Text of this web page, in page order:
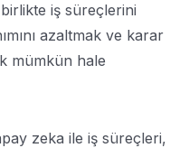
iş süreçlerini
azaltmak ve karar
mümkün hale
zeka ile iş süreçleri,